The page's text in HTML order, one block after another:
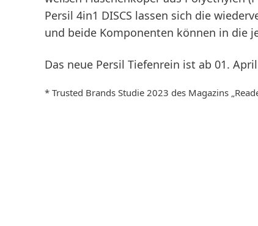
Persil 4in1 DISCS lassen sich die
und beide Komponenten können in die
Das neue Persil Tiefenrein ist ab 01.
* Trusted Brands Studie 2023 des Magazins